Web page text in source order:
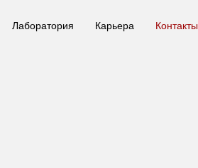
Лаборатория Карьера Контакты